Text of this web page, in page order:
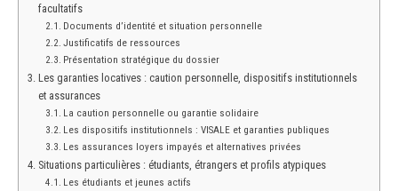
facultatifs
Documents d’identité et situation personnelle
Justificatifs de ressources
Présentation stratégique du dossier
Les garanties locatives : caution personnelle, dispositifs institutionnels
et assurances
La caution personnelle ou garantie solidaire
Les dispositifs institutionnels : VISALE et garanties publiques
Les assurances loyers impayés et alternatives privées
Situations particulières : étudiants, étrangers et profils atypiques
Les étudiants et jeunes actifs